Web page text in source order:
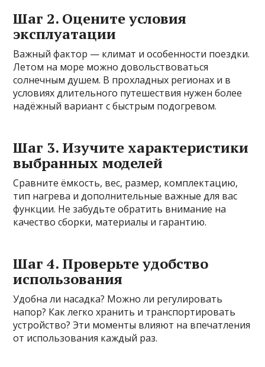
Шаг 2. Оцените условия
эксплуатации
Важный фактор — климат и особенности поездки.
Летом на море можно довольствоваться
солнечным душем. В прохладных регионах и в
условиях длительного путешествия нужен более
надёжный вариант с быстрым подогревом.
Шаг 3. Изучите характеристики
выбранных моделей
Сравните ёмкость, вес, размер, комплектацию,
тип нагрева и дополнительные важные для вас
функции. Не забудьте обратить внимание на
качество сборки, материалы и гарантию.
Шаг 4. Проверьте удобство
использования
Удобна ли насадка? Можно ли регулировать
напор? Как легко хранить и транспортировать
устройство? Эти моменты влияют на впечатления
от использования каждый раз.